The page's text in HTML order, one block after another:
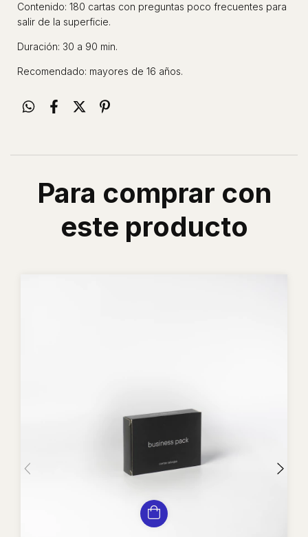
Contenido: 180 cartas con preguntas poco frecuentes para
salir de la superficie.
Duración: 30 a 90 min.
Recomendado: mayores de 16 años.
Para comprar con
este producto